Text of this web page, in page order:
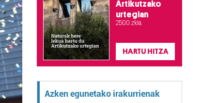
Artikutzako
urtegian
2.500 zkia.
HARTU HITZA
Azken egunetako irakurrienak